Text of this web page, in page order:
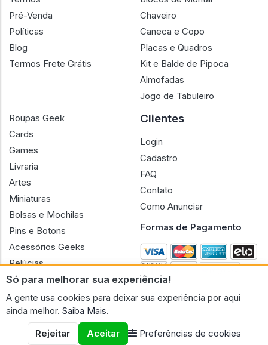
Só para melhorar sua experiência!
A gente usa cookies para deixar sua experiência por aqui
ainda melhor. Saiba Mais.
Rejeitar
Aceitar Preferências de cookies
Pré-Venda
Políticas
Blog
Termos Frete Grátis
Chaveiro
Caneca e Copo
Placas e Quadros
Kit e Balde de Pipoca
Almofadas
Jogo de Tabuleiro
Roupas Geek
Cards
Games
Livraria
Artes
Miniaturas
Bolsas e Mochilas
Pins e Botons
Acessórios Geeks
Pelúcias
Bonecas
Clientes
Login
Cadastro
FAQ
Contato
Como Anunciar
Formas de Pagamento